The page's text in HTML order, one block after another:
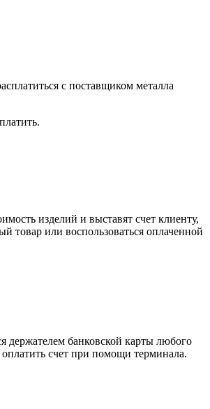
с поставщиком металла
изделий и выставят счет клиенту,
товар или воспользоваться оплаченной
держателем банковской карты любого
оплатить счет при помощи терминала.